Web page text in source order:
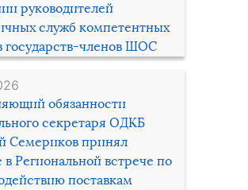
руководителей
служб компетентных
государств-членов ШОС
обязанности
секретаря ОДКБ
Семериков принял
в Региональной встрече по
поставкам